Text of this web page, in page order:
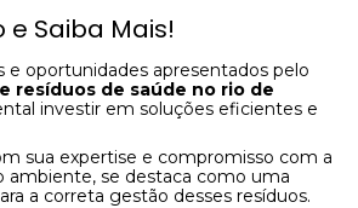
e Saiba Mais!
e oportunidades apresentados pelo
resíduos de saúde no rio de
investir em soluções eficientes e
sua expertise e compromisso com a
ambiente, se destaca como uma
a correta gestão desses resíduos.